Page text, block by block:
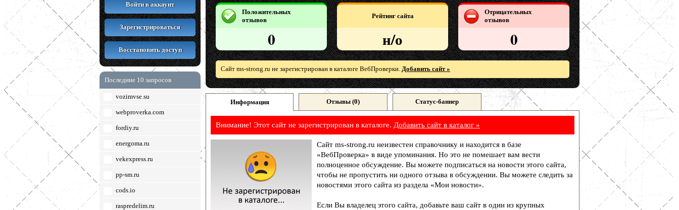
Войти в аккаунт
Зарегистрироваться
Восстановить доступ
Последние 10 запросов
vozimvse.su
webproverka.com
fordiy.ru
energoma.ru
vekexpress.ru
pp-sm.ru
cods.io
raspredelim.ru
Положительных
отзывов
0
Рейтинг сайта
н/о
Отрицательных
отзывов
0
Сайт ms-strong.ru не зарегистрирован в каталоге ВебПроверки. Добавить сайт »
Информация Отзывы (0) Статус-баннер
Внимание! Этот сайт не зарегистрирован в каталоге. Добавить сайт в каталог »
Сайт ms-strong.ru неизвестен справочнику и находится в базе
«ВебПроверка» в виде упоминания. Но это не помешает вам вести
полноценное обсуждение. Вы можете подписаться на новости этого сайта,
чтобы не пропустить ни одного отзыва в обсуждении. Вы можете следить за
новостями этого сайта из раздела «Мои новости».
Если Вы владелец этого сайта, добавьте ваш сайт в один из крупных